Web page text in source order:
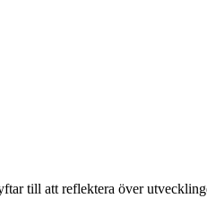
till att reflektera över